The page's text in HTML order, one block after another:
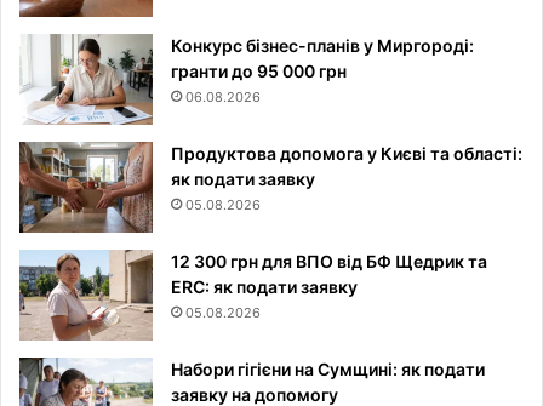
Конкурс бізнес-планів у Миргороді:
гранти до 95 000 грн
06.08.2026
Продуктова допомога у Києві та області:
як подати заявку
05.08.2026
12 300 грн для ВПО від БФ Щедрик та
ERC: як подати заявку
05.08.2026
Набори гігієни на Сумщині: як подати
заявку на допомогу